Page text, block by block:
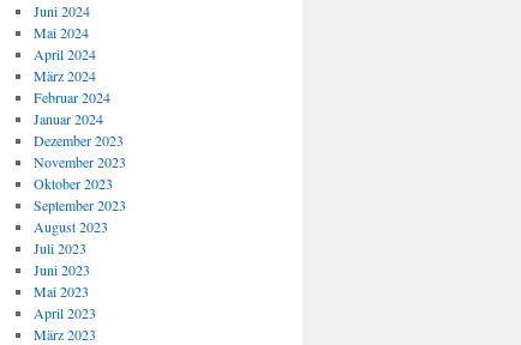
Juni 2024
Mai 2024
April 2024
März 2024
Februar 2024
Januar 2024
Dezember 2023
November 2023
Oktober 2023
September 2023
August 2023
Juli 2023
Juni 2023
Mai 2023
April 2023
März 2023